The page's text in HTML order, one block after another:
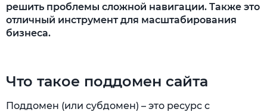
решить проблемы сложной навигации. Также это
отличный инструмент для масштабирования
бизнеса.
Что такое поддомен сайта
Поддомен (или субдомен) – это ресурс с